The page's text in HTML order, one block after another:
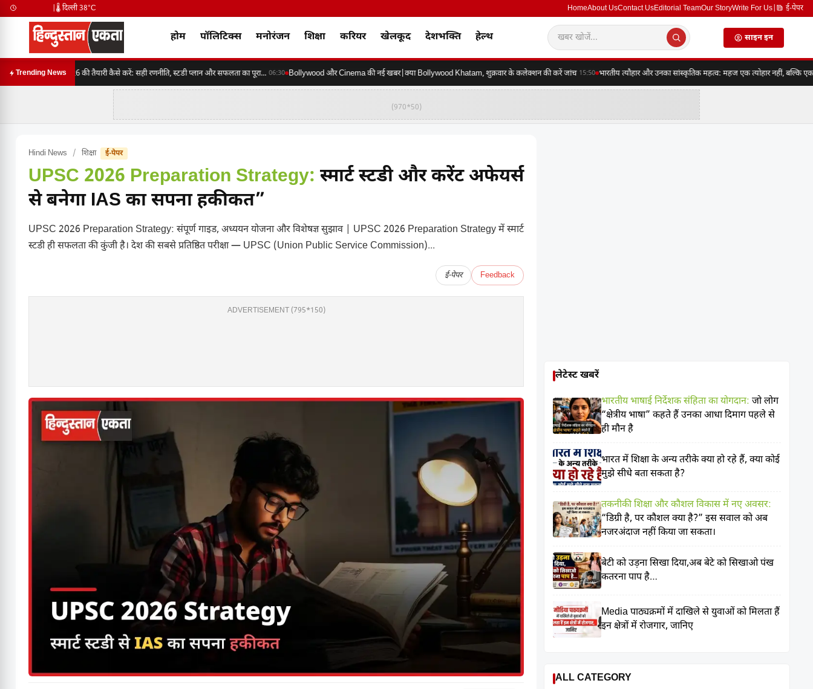
🌡️ दिल्ली 38°C HomeAbout UsContact UsEditorial TeamOur StoryWrite For Us ई-पेपर
होम पॉलिटिक्स मनोरंजन शिक्षा करियर खेलकूद देशभक्ति हेल्थ साइन इन
Trending News
SSC CGL 2026 की तैयारी कैसे करें: सही रणनीति, स्टडी प्लान और सफलता का पूरा... 06:30 Bollywood और Cinema की नई खबर|क्या Bollywood Khatam, शुक्रवार के कलेक्शन की करें जांच 15:50 भारतीय त्यौहार और उनका सांस्कृतिक महत्व: महज एक त्योहार नहीं, बल्कि एक
(970*50)
Hindi News / शिक्षा ई-पेपर
UPSC 2026 Preparation Strategy: स्मार्ट स्टडी और करेंट अफेयर्स
से बनेगा IAS का सपना हकीकत”
UPSC 2026 Preparation Strategy: संपूर्ण गाइड, अध्ययन योजना और विशेषज्ञ सुझाव | UPSC 2026 Preparation Strategy में स्मार्ट
स्टडी ही सफलता की कुंजी है। देश की सबसे प्रतिष्ठित परीक्षा — UPSC (Union Public Service Commission)...
ई-पेपर Feedback
ADVERTISEMENT (795*150)
लेटेस्ट खबरें
भारतीय भाषाई निर्देशक संहिता का योगदान: जो लोग
“क्षेत्रीय भाषा” कहते हैं उनका आधा दिमाग पहले से
ही मौन है
भारत में शिक्षा के अन्य तरीके क्या हो रहे हैं, क्या कोई
मुझे सीधे बता सकता है?
तकनीकी शिक्षा और कौशल विकास में नए अवसर:
“डिग्री है, पर कौशल क्या है?” इस सवाल को अब
नजरअंदाज नहीं किया जा सकता।
बेटी को उड़ना सिखा दिया,अब बेटे को सिखाओ पंख
कतरना पाप है…
Media पाठ्यक्रमों में दाखिले से युवाओं को मिलता हैं
इन क्षेत्रों में रोजगार, जानिए
ALL CATEGORY